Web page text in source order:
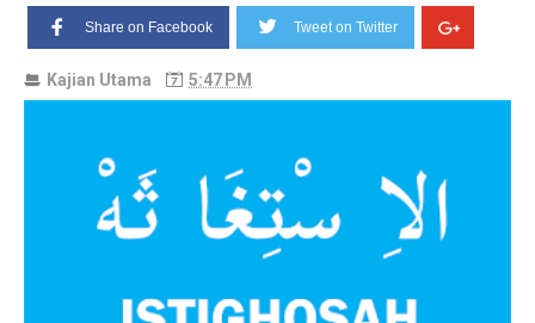
Share on Facebook Tweet on Twitter
Kajian Utama 5:47 PM